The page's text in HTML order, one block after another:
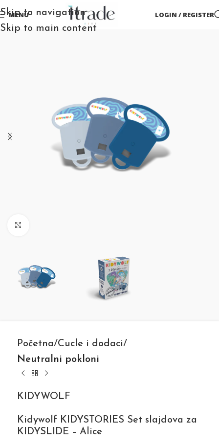
Skip to navigation
Skip to main content
MENU LOGIN / REGISTER
Početna Cucle i dodaci
Neutralni pokloni
KIDYWOLF
Kidywolf KIDYSTORIES Set slajdova za
KIDYSLIDE – Alice